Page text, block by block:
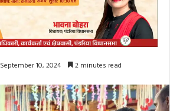
September 10, 2024 2 minutes read